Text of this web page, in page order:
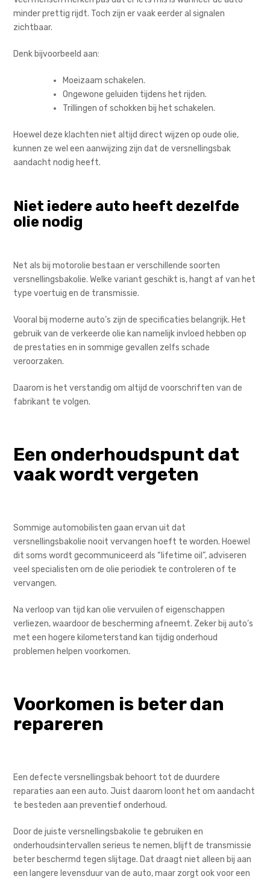
minder prettig rijdt. Toch zijn er vaak eerder al signalen
zichtbaar.
Denk bijvoorbeeld aan:
Moeizaam schakelen.
Ongewone geluiden tijdens het rijden.
Trillingen of schokken bij het schakelen.
Hoewel deze klachten niet altijd direct wijzen op oude olie,
kunnen ze wel een aanwijzing zijn dat de versnellingsbak
aandacht nodig heeft.
Niet iedere auto heeft dezelfde
olie nodig
Net als bij motorolie bestaan er verschillende soorten
versnellingsbakolie. Welke variant geschikt is, hangt af van het
type voertuig en de transmissie.
Vooral bij moderne auto’s zijn de specificaties belangrijk. Het
gebruik van de verkeerde olie kan namelijk invloed hebben op
de prestaties en in sommige gevallen zelfs schade
veroorzaken.
Daarom is het verstandig om altijd de voorschriften van de
fabrikant te volgen.
Een onderhoudspunt dat
vaak wordt vergeten
Sommige automobilisten gaan ervan uit dat
versnellingsbakolie nooit vervangen hoeft te worden. Hoewel
dit soms wordt gecommuniceerd als “lifetime oil”, adviseren
veel specialisten om de olie periodiek te controleren of te
vervangen.
Na verloop van tijd kan olie vervuilen of eigenschappen
verliezen, waardoor de bescherming afneemt. Zeker bij auto’s
met een hogere kilometerstand kan tijdig onderhoud
problemen helpen voorkomen.
Voorkomen is beter dan
repareren
Een defecte versnellingsbak behoort tot de duurdere
reparaties aan een auto. Juist daarom loont het om aandacht
te besteden aan preventief onderhoud.
Door de juiste versnellingsbakolie te gebruiken en
onderhoudsintervallen serieus te nemen, blijft de transmissie
beter beschermd tegen slijtage. Dat draagt niet alleen bij aan
een langere levensduur van de auto, maar zorgt ook voor een